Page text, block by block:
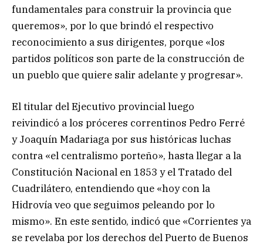
fundamentales para construir la provincia que
queremos», por lo que brindó el respectivo
reconocimiento a sus dirigentes, porque «los
partidos políticos son parte de la construcción de
un pueblo que quiere salir adelante y progresar».
El titular del Ejecutivo provincial luego
reivindicó a los próceres correntinos Pedro Ferré
y Joaquín Madariaga por sus históricas luchas
contra «el centralismo porteño», hasta llegar a la
Constitución Nacional en 1853 y el Tratado del
Cuadrilátero, entendiendo que «hoy con la
Hidrovía veo que seguimos peleando por lo
mismo». En este sentido, indicó que «Corrientes ya
se revelaba por los derechos del Puerto de Buenos